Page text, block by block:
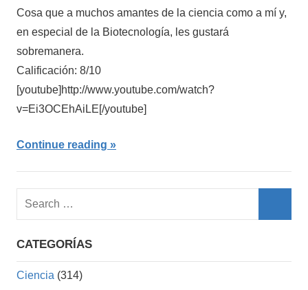
Cosa que a muchos amantes de la ciencia como a mí y,
en especial de la Biotecnología, les gustará
sobremanera.
Calificación: 8/10
[youtube]http://www.youtube.com/watch?
v=Ei3OCEhAiLE[/youtube]
Continue reading
Search
CATEGORÍAS
Ciencia (314)